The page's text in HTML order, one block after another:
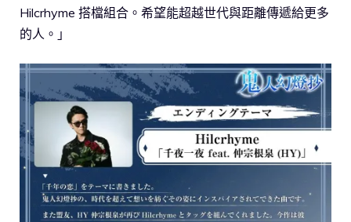
Hilcrhyme 搭檔組合。希望能超越世代與距離傳遞給更多
的人。」